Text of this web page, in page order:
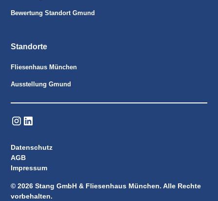
Bewertung Standort Gmund
Standorte
Fliesenhaus München
Ausstellung Gmund
© 2026 Stang GmbH & Fliesenhaus München. Alle Rechte
vorbehalten.
Datenschutz
AGB
Impressum